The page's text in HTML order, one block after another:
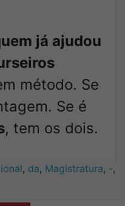
já ajudou
método. Se
Se é
, tem os dois.
, da, Magistratura, -,